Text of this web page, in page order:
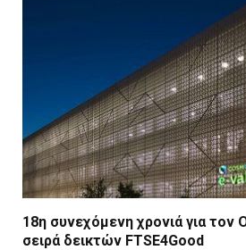
18η συνεχόμενη χρονιά για τον
σειρά δεικτών FTSE4Good